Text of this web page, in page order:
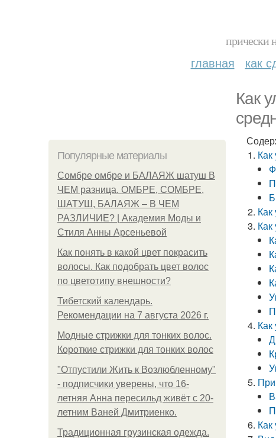
прически
главная как
Как
Популярные материалы
Сомбре омбре и БАЛАЯЖ шатуш В
ЧЕМ разница. ОМБРЕ, СОМБРЕ,
ШАТУШ, БАЛАЯЖ – В ЧЕМ
РАЗЛИЧИЕ? | Академия Моды и
Стиля Анны Арсеньевой
Как понять в какой цвет покрасить
волосы. Как подобрать цвет волос
по цветотипу внешности?
Тибетский календарь.
Рекомендации на 7 августа 2026 г.
Модные стрижки для тонких волос.
Короткие стрижки для тонких волос
"Отпустили Жить к Возлюбленному"
- подписчики уверены, что 16-
летняя Анна пересильд живёт с 20-
летним Ваней Дмитриенко.
Традиционная грузинская одежда.